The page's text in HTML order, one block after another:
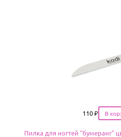
Цена
110 ₽
Пилка для ногтей "бумеранг"